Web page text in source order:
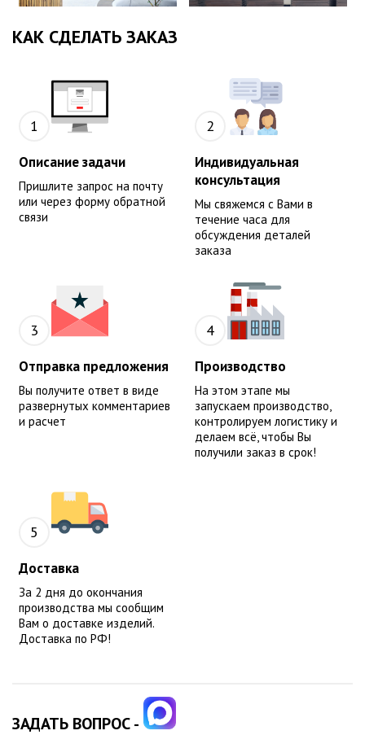
КАК СДЕЛАТЬ ЗАКАЗ
1
Описание задачи
Пришлите запрос на почту
или через форму обратной
связи
2
Индивидуальная
консультация
Мы свяжемся с Вами в
течение часа для
обсуждения деталей
заказа
3
Отправка предложения
Вы получите ответ в виде
развернутых комментариев
и расчет
4
Производство
На этом этапе мы
запускаем производство,
контролируем логистику и
делаем всё, чтобы Вы
получили заказ в срок!
5
Доставка
За 2 дня до окончания
производства мы сообщим
Вам о доставке изделий.
Доставка по РФ!
ЗАДАТЬ ВОПРОС -